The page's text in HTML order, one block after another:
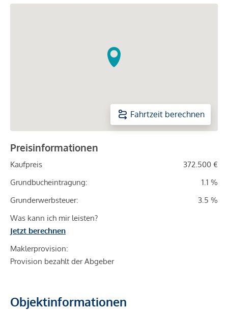
Fahrtzeit berechnen
Preisinformationen
Kaufpreis
372.500 €
Grundbucheintragung:
1.1 %
Grunderwerbsteuer:
3.5 %
Was kann ich mir leisten?
Jetzt berechnen
Maklerprovision:
Provision bezahlt der Abgeber
Objektinformationen